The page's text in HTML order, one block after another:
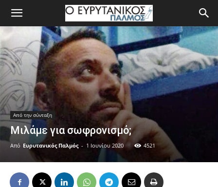
Από την σύνταξη
Μιλάμε για σωφρονισμό;
Από Ευρυτανικός Παλμός - 1 Ιουνίου 2020 4521